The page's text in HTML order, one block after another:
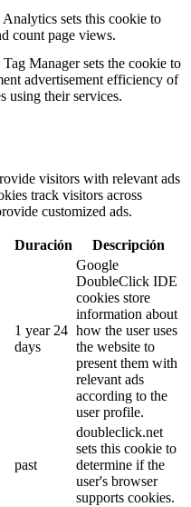
sets this cookie to
count page views.
Manager sets the cookie to
advertisement efficiency of
using their services.
visitors with relevant ads
track visitors across
customized ads.
Duración Descripción
1 year 24
days
Google
DoubleClick IDE
cookies store
information about
how the user uses
the website to
present them with
relevant ads
according to the
user profile.
past
doubleclick.net
sets this cookie to
determine if the
user's browser
supports cookies.